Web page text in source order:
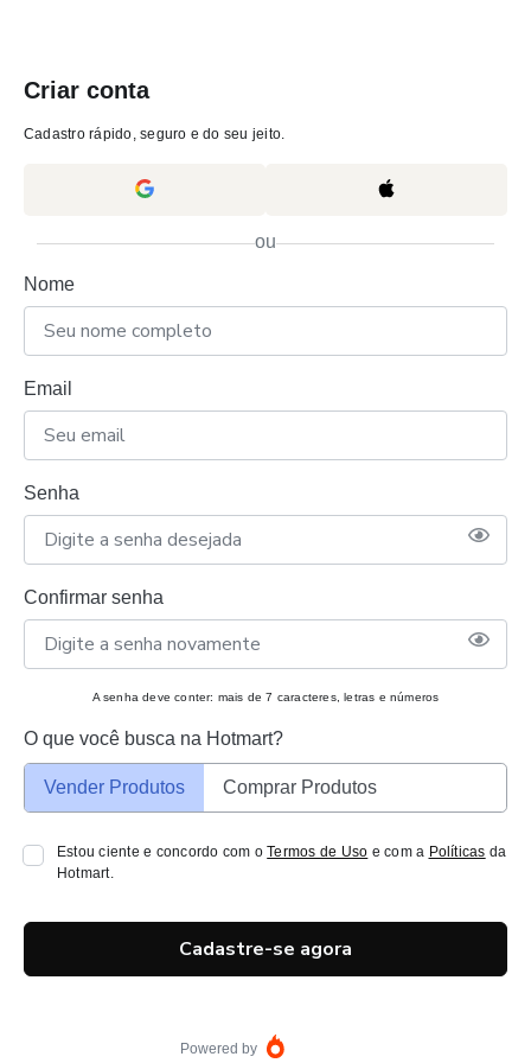
Criar conta
Cadastro rápido, seguro e do seu jeito.
ou
Nome
Email
Senha
Confirmar senha
A senha deve conter: mais de 7 caracteres, letras e números
O que você busca na Hotmart?
Vender Produtos Comprar Produtos
Estou ciente e concordo com oTermos de Uso e com a Políticas da
Hotmart.
Cadastre-se agora
Powered by